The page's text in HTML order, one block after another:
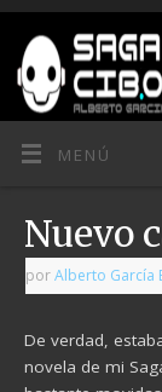
MENÚ
Nuevo
porAlberto García
De verdad,
novela de mi